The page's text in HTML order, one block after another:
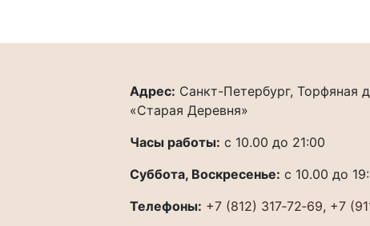
Адрес: Санкт-Петербург, Торфяная
«Старая Деревня»
Часы работы: с 10.00 до 21:00
Суббота, Воскресенье: с 10.00 до
Телефоны: +7 (812) 317‐72‐69, +7